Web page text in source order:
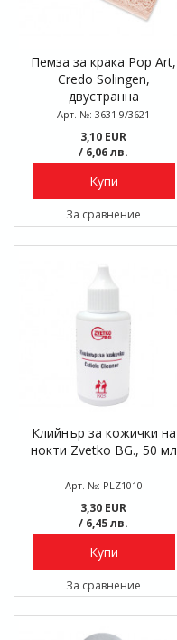
Пемза за крака Pop Art,
Credo Solingen,
двустранна
Арт. №: 3631 9/3621
3,10 EUR
/ 6,06 лв.
Купи
За сравнение
Клийнър за кожички на
нокти Zvetko BG., 50 мл
Арт. №: PLZ1010
3,30 EUR
/ 6,45 лв.
Купи
За сравнение